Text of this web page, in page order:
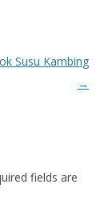
Susu Kambing
→
fields are